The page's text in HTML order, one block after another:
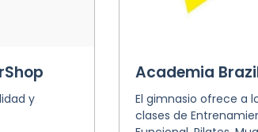
y
Academia
El gimnasio ofrece a
clases de